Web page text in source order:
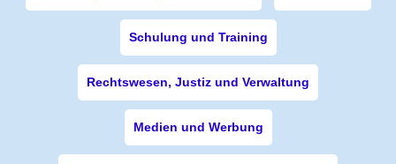
Schulung und Training
Rechtswesen, Justiz und Verwaltung
Medien und Werbung